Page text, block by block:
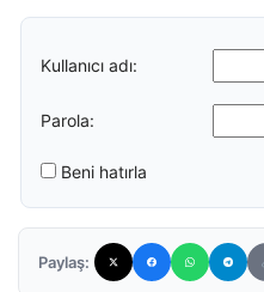
Kullanıcı adı:
Parola:
Beni hatırla
Paylaş: